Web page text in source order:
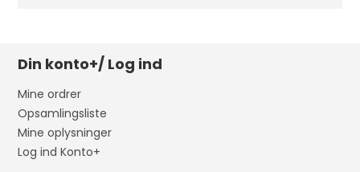
Din konto+/ Log ind
Mine ordrer
Opsamlingsliste
Mine oplysninger
Log ind Konto+